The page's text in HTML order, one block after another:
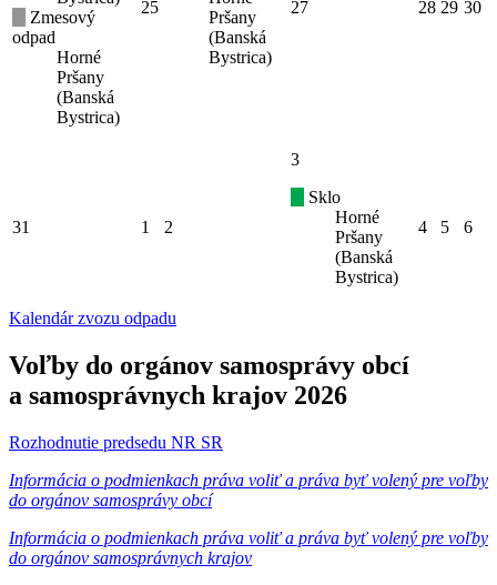
Zmesový
odpad
Horné
Pršany
(Banská
Bystrica)
25
Pršany
(Banská
Bystrica)
27 28 29 30
31 1 2
3
Sklo
Horné
Pršany
(Banská
Bystrica)
4 5 6
Kalendár zvozu odpadu
Voľby do orgánov samosprávy obcí
a samosprávnych krajov 2026
Rozhodnutie predsedu NR SR
Informácia o podmienkach práva voliť a práva byť volený pre voľby
do orgánov samosprávy obcí
Informácia o podmienkach práva voliť a práva byť volený pre voľby
do orgánov samosprávnych krajov